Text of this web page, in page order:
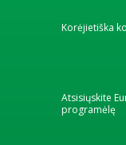
Korėjietiška
Atsisiųskite
programėlę